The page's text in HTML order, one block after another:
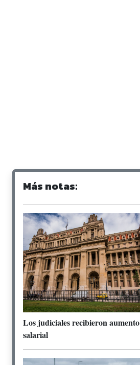
Más notas:
Los judiciales recibieron aumento
salarial